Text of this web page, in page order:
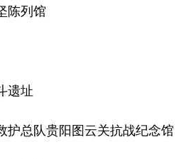
列馆
遗址
总队贵阳图云关抗战纪念馆